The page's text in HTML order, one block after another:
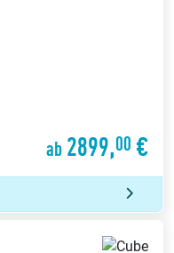
ab 2899,00 €